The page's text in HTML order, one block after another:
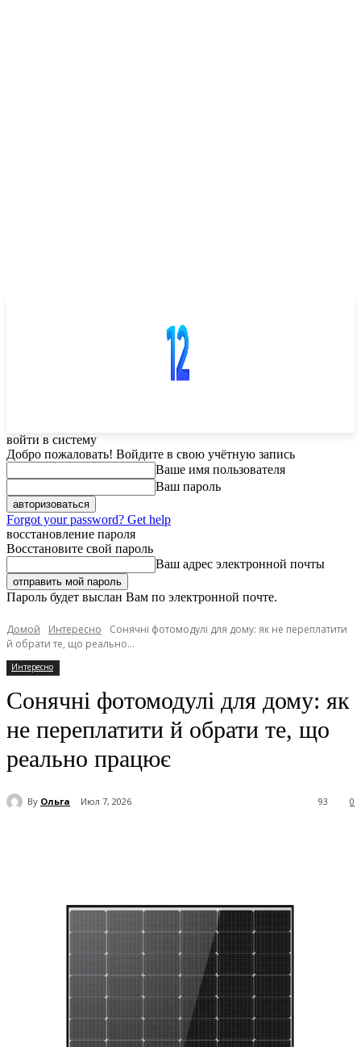
войти в систему
Добро пожаловать! Войдите в свою учётную запись
Ваше имя пользователя
Ваш пароль
Forgot your password? Get help
восстановление пароля
Восстановите свой пароль
Ваш адрес электронной почты
Пароль будет выслан Вам по электронной почте.
Домой Интересно
Сонячні фотомодулі для дому: як не переплатити
й обрати те, що реально...
Интересно
Сонячні фотомодулі для дому: як
не переплатити й обрати те, що
реально працює
By Ольга Июл 7, 2026 0
93